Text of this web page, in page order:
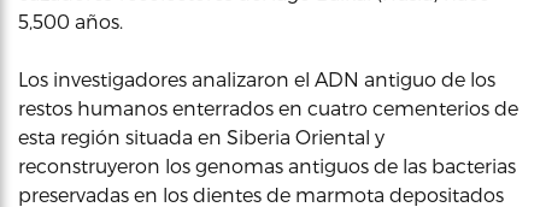
5,500 años.
Los investigadores analizaron el ADN antiguo de los
restos humanos enterrados en cuatro cementerios de
esta región situada en Siberia Oriental y
reconstruyeron los genomas antiguos de las bacterias
preservadas en los dientes de marmota depositados